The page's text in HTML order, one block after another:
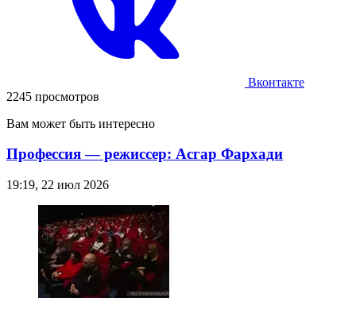
Вконтакте
2245 просмотров
Вам может быть интересно
Профессия — режиссер: Асгар Фархади
19:19, 22 июл 2026